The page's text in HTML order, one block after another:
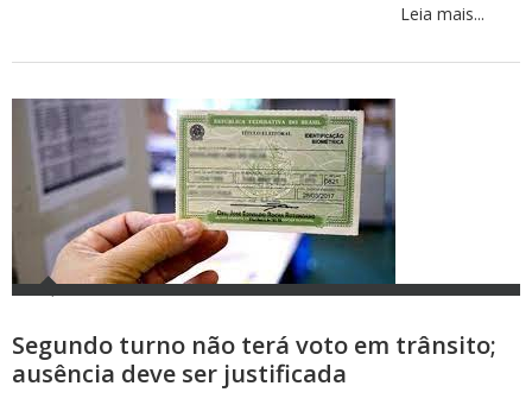
Leia mais...
Segundo turno não terá voto em trânsito;
ausência deve ser justificada